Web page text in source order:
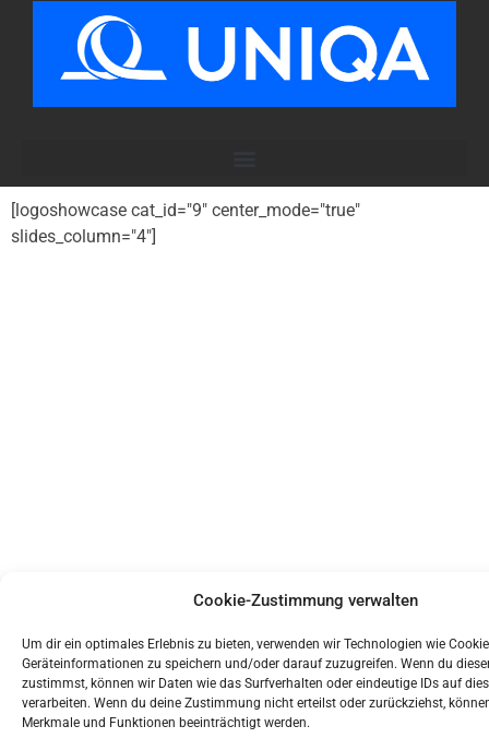
Cookie-Zustimmung verwalten
Um dir ein optimales Erlebnis zu bieten, verwenden wir Technologien wie
Geräteinformationen zu speichern und/oder darauf zuzugreifen. Wenn du
zustimmst, können wir Daten wie das Surfverhalten oder eindeutige IDs auf
verarbeiten. Wenn du deine Zustimmung nicht erteilst oder zurückziehst,
Merkmale und Funktionen beeinträchtigt werden.
[logoshowcase cat_id="9" center_mode="true"
slides_column="4"]